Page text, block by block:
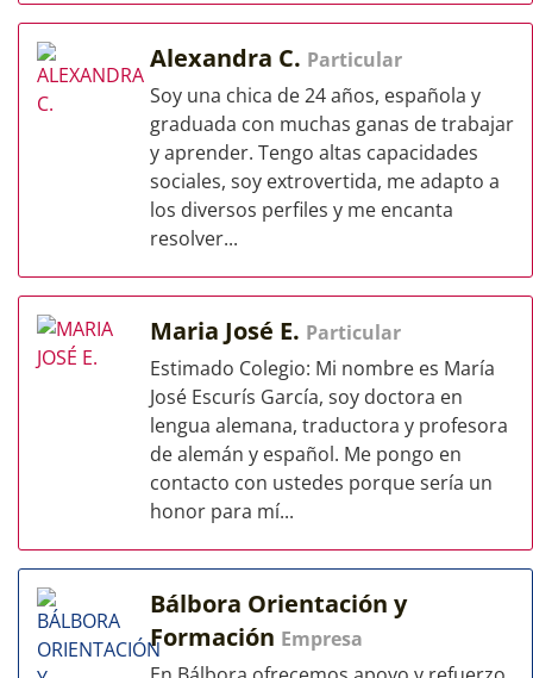
Alexandra C. Particular
Soy una chica de 24 años, española y
graduada con muchas ganas de trabajar
y aprender. Tengo altas capacidades
sociales, soy extrovertida, me adapto a
los diversos perfiles y me encanta
resolver...
Maria José E. Particular
Estimado Colegio: Mi nombre es María
José Escurís García, soy doctora en
lengua alemana, traductora y profesora
de alemán y español. Me pongo en
contacto con ustedes porque sería un
honor para mí...
Bálbora Orientación y
Formación Empresa